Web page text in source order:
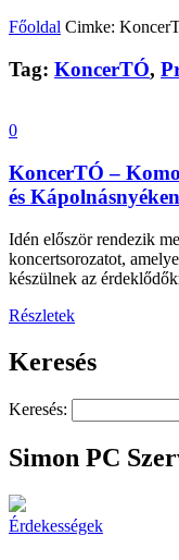
Főoldal Cimke:
Tag: KoncerTÓ,
0
KoncerTÓ –
és Kápolnásnyéken
Idén először rendezik
koncertsorozatot,
készülnek az
Részletek
Keresés
Keresés:
Simon PC
Érdekességek